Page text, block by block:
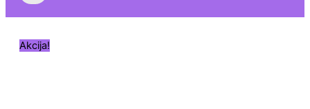
Akcija!